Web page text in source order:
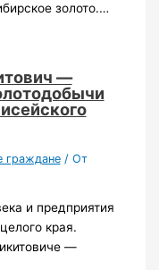
золото.…
—
граждане/ От
и предприятия
края.
—